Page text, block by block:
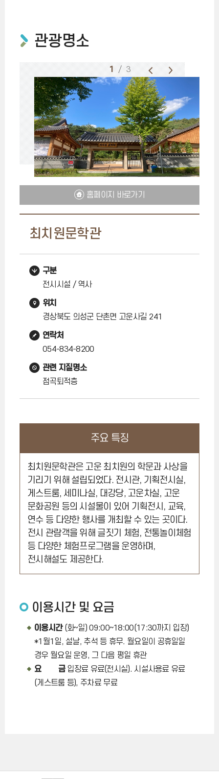
관광명소
1 / 3
최치원문학관
홈페이지 바로가기
구분
전시시설 / 역사
위치
경상북도 의성군 단촌면 고운사길 241
연락처
054-834-8200
관련 지질명소
점곡퇴적층
주요 특징
최치원문학관은 고운 최치원의 학문과 사상을
기리기 위해 설립되었다. 전시관, 기획전시실,
게스트룸, 세미나실, 대강당, 고운차실, 고운
문화공원 등의 시설물이 있어 기획전시, 교육,
연수 등 다양한 행사를 개최할 수 있는 곳이다.
전시 관람객을 위해 글짓기 체험, 전통놀이체험
등 다양한 체험프로그램을 운영하며,
전시해설도 제공한다.
이용시간 및 요금
이용시간(화~일) 09:00~18:00(17:30까지 입장)
*1월1일, 설날, 추석 등 휴무. 월요일이 공휴일일
경우 월요일 운영, 그 다음 평일 휴관
요 금입장료 유료(전시실). 시설사용료 유료
(게스트룸 등), 주차료 무료